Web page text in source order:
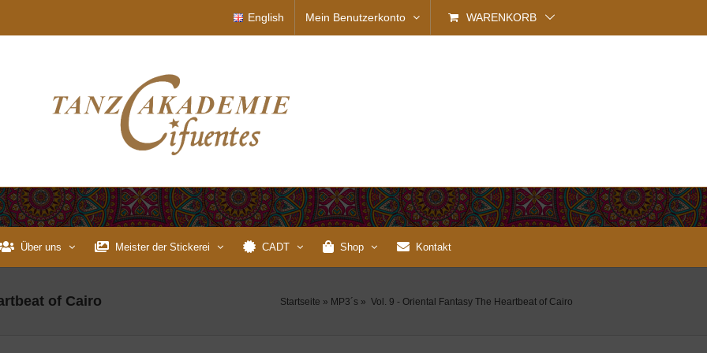
English Mein Benutzerkonto WARENKORB
Über uns Meister der Stickerei CADT Shop Kontakt
of Cairo Startseite » MP3´s » Vol. 9 - Oriental Fantasy The Heartbeat of Cairo